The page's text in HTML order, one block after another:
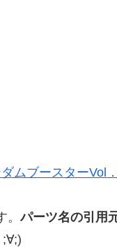
ムブースターVol
。パーツ名の引用
;∀;)